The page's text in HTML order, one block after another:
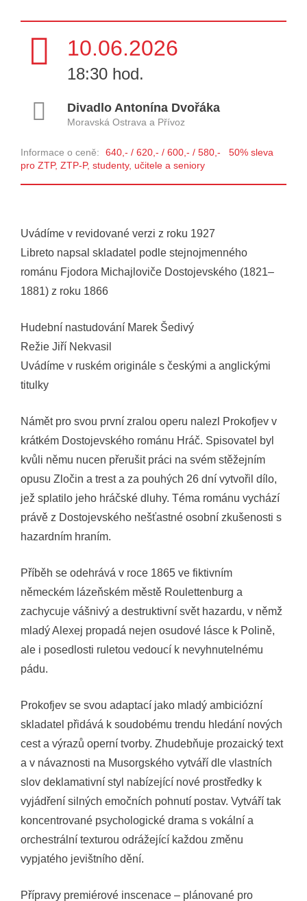
10.06.2026
18:30 hod.
Divadlo Antonína Dvořáka
Moravská Ostrava a Přívoz
Informace o ceně:
640,- / 620,- / 600,- / 580,- 50% sleva
pro ZTP, ZTP-P, studenty, učitele a seniory
Uvádíme v revidované verzi z roku 1927
Libreto napsal skladatel podle stejnojmenného
románu Fjodora Michajloviče Dostojevského (1821–
1881) z roku 1866
Hudební nastudování Marek Šedivý
Režie Jiří Nekvasil
Uvádíme v ruském originále s českými a anglickými
titulky
Námět pro svou první zralou operu nalezl Prokofjev v
krátkém Dostojevského románu Hráč. Spisovatel byl
kvůli němu nucen přerušit práci na svém stěžejním
opusu Zločin a trest a za pouhých 26 dní vytvořil dílo,
jež splatilo jeho hráčské dluhy. Téma románu vychází
právě z Dostojevského nešťastné osobní zkušenosti s
hazardním hraním.
Příběh se odehrává v roce 1865 ve fiktivním
německém lázeňském městě Roulettenburg a
zachycuje vášnivý a destruktivní svět hazardu, v němž
mladý Alexej propadá nejen osudové lásce k Polině,
ale i posedlosti ruletou vedoucí k nevyhnutelnému
pádu.
Prokofjev se svou adaptací jako mladý ambiciózní
skladatel přidává k soudobému trendu hledání nových
cest a výrazů operní tvorby. Zhudebňuje prozaický text
a v návaznosti na Musorgského vytváří dle vlastních
slov deklamativní styl nabízející nové prostředky k
vyjádření silných emočních pohnutí postav. Vytváří tak
koncentrované psychologické drama s vokální a
orchestrální texturou odrážející každou změnu
vypjatého jevištního dění.
Přípravy premiérové inscenace – plánované pro